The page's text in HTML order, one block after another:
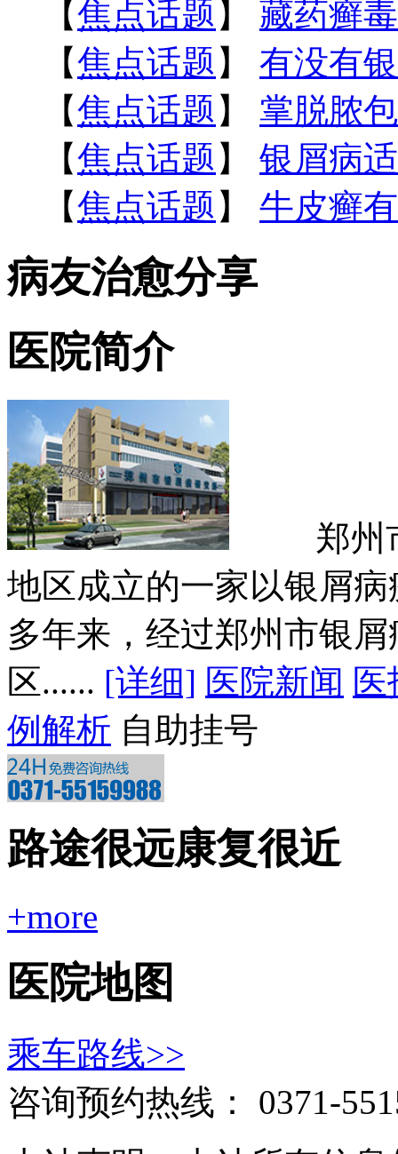
【焦点话题 】 藏药癣
【焦点话题 】 有没有
【焦点话题 】 掌脱脓
【焦点话题 】 银屑病
【焦点话题 】 牛皮癣
病友治愈分享
医院简介
郑州市
地区成立的一家以银屑
多年来，经过郑州市银
区...... [详细] 医院新闻
例解析 自助挂号
路途很远康复很近
+more
医院地图
乘车路线>>
咨询预约热线：
0371-